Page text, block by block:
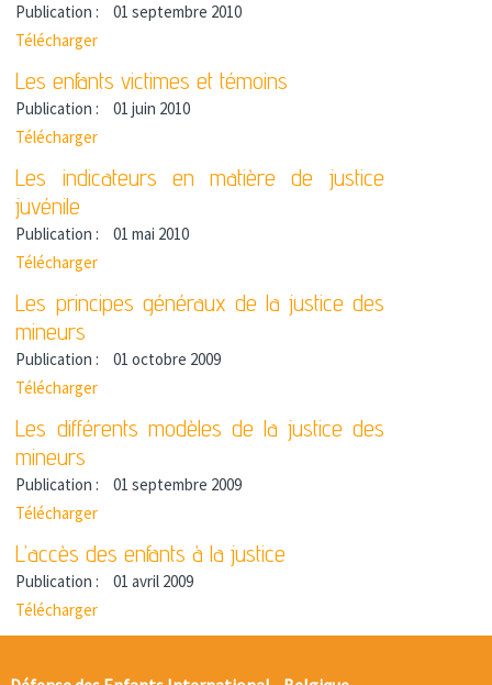
Publication :
01 septembre 2010
Télécharger
Les enfants victimes et témoins
Publication :
01 juin 2010
Télécharger
Les indicateurs en matière de justice
juvénile
Publication :
01 mai 2010
Télécharger
Les principes généraux de la justice des
mineurs
Publication :
01 octobre 2009
Télécharger
Les différents modèles de la justice des
mineurs
Publication :
01 septembre 2009
Télécharger
L’accès des enfants à la justice
Publication :
01 avril 2009
Télécharger